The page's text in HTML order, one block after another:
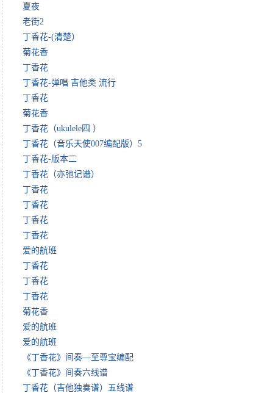
夏夜
老街2
丁香花-(清楚）
菊花香
丁香花
丁香花-弹唱 吉他类 流行
丁香花
菊花香
丁香花（ukulele四 ）
丁香花（音乐天使007编配版）5
丁香花-版本二
丁香花（亦弛记谱）
丁香花
丁香花
丁香花
丁香花
爱的航班
丁香花
丁香花
丁香花
菊花香
爱的航班
爱的航班
《丁香花》间奏—至尊宝编配
《丁香花》间奏六线谱
丁香花（吉他独奏谱）五线谱